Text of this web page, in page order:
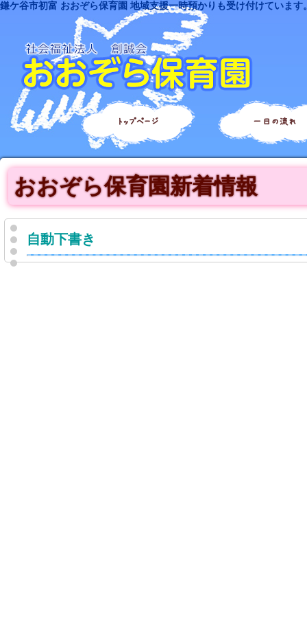
鎌ケ谷市初富 おおぞら保育園 地域支援一時預かりも受け付けています
トップページ 一日の流れ
おおぞら保育園新着情報
自動下書き